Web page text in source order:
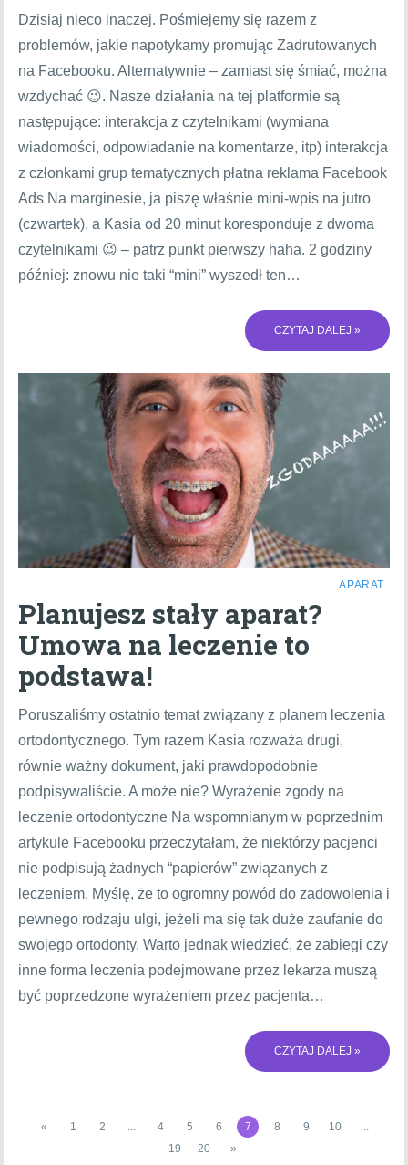
Dzisiaj nieco inaczej. Pośmiejemy się razem z
problemów, jakie napotykamy promując Zadrutowanych
na Facebooku. Alternatywnie – zamiast się śmiać, można
wzdychać 😉. Nasze działania na tej platformie są
następujące: interakcja z czytelnikami (wymiana
wiadomości, odpowiadanie na komentarze, itp) interakcja
z członkami grup tematycznych płatna reklama Facebook
Ads Na marginesie, ja piszę właśnie mini-wpis na jutro
(czwartek), a Kasia od 20 minut koresponduje z dwoma
czytelnikami 😉 – patrz punkt pierwszy haha. 2 godziny
później: znowu nie taki “mini” wyszedł ten…
CZYTAJ DALEJ »
APARAT
Planujesz stały aparat?
Umowa na leczenie to
podstawa!
Poruszaliśmy ostatnio temat związany z planem leczenia
ortodontycznego. Tym razem Kasia rozważa drugi,
równie ważny dokument, jaki prawdopodobnie
podpisywaliście. A może nie? Wyrażenie zgody na
leczenie ortodontyczne Na wspomnianym w poprzednim
artykule Facebooku przeczytałam, że niektórzy pacjenci
nie podpisują żadnych “papierów” związanych z
leczeniem. Myślę, że to ogromny powód do zadowolenia i
pewnego rodzaju ulgi, jeżeli ma się tak duże zaufanie do
swojego ortodonty. Warto jednak wiedzieć, że zabiegi czy
inne forma leczenia podejmowane przez lekarza muszą
być poprzedzone wyrażeniem przez pacjenta…
CZYTAJ DALEJ »
« 1 2 4 5 6 7 8 9 10
19
20 »